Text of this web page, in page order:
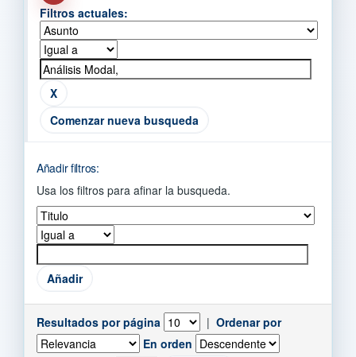
Filtros actuales:
Comenzar nueva busqueda
Añadir filtros:
Usa los filtros para afinar la busqueda.
Resultados por página | Ordenar por
En orden